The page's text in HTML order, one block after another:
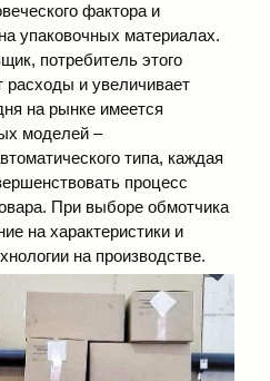
фактора и
упаковочных материалах.
потребитель этого
расходы и увеличивает
на рынке имеется
моделей –
типа, каждая
процесс
При выборе обмотчика
на характеристики и
на производстве.